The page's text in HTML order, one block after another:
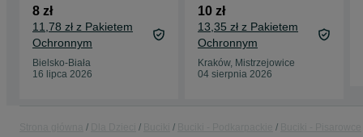
8 zł
11,78 zł z Pakietem
Ochronnym
Bielsko-Biała
16 lipca 2026
10 zł
13,35 zł z Pakietem
Ochronnym
Kraków, Mistrzejowice
04 sierpnia 2026